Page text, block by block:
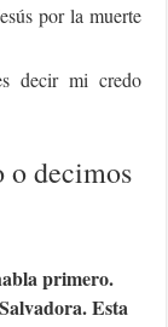
por la muerte
decir mi credo
o decimos
primero.
Esta